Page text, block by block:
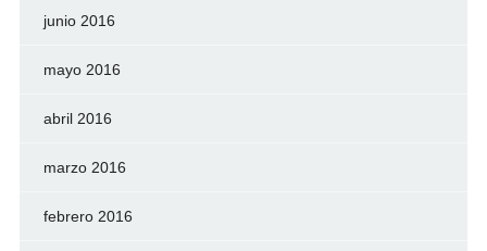
junio 2016
mayo 2016
abril 2016
marzo 2016
febrero 2016